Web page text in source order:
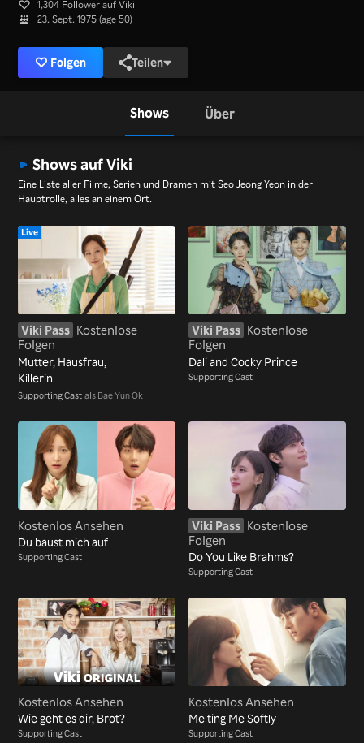
1,304 Follower auf Viki
23. Sept. 1975 (age 50)
Folgen Teilen
Shows Über
Shows auf Viki
Eine Liste aller Filme, Serien und Dramen mit Seo Jeong Yeon in der
Hauptrolle, alles an einem Ort.
Live
Viki Pass Kostenlose
Folgen
Mutter, Hausfrau,
Killerin
Supporting Cast als Bae Yun Ok
Viki Pass Kostenlose
Folgen
Dali and Cocky Prince
Supporting Cast
Kostenlos Ansehen
Du baust mich auf
Supporting Cast
Viki Pass Kostenlose
Folgen
Do You Like Brahms?
Supporting Cast
Kostenlos Ansehen
Wie geht es dir, Brot?
Supporting Cast
Kostenlos Ansehen
Melting Me Softly
Supporting Cast